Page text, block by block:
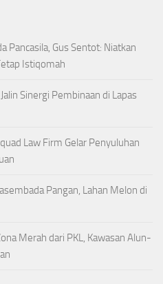
Pancasila, Gus Sentot: Niatkan
Istiqomah
Sinergi Pembinaan di Lapas
Law Firm Gelar Penyuluhan
Pangan, Lahan Melon di
Merah dari PKL, Kawasan Alun-